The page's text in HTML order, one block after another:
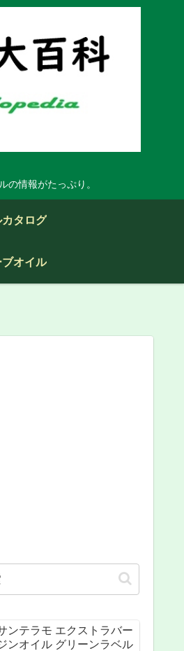
情報がたっぷり。
タログ
ブオイル
ンテラモ エクストラバー
ンオイル グリーンラベル